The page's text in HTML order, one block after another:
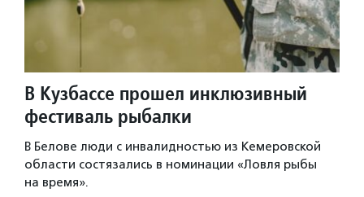
В Кузбассе прошел инклюзивный
фестиваль рыбалки
В Белове люди с инвалидностью из Кемеровской
области состязались в номинации «Ловля рыбы
на время».